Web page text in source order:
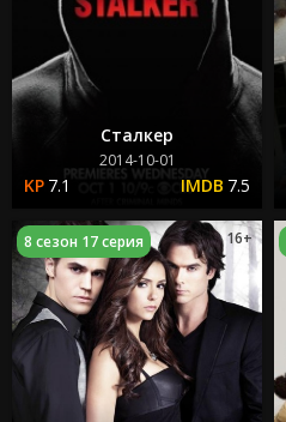
Сталкер
2014-10-01
7.1 7.5
8 сезон 17 серия 16+